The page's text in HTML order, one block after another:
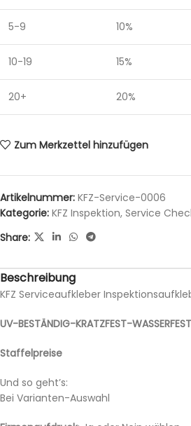
5-9 10%
10-19 15%
20+ 20%
Zum Merkzettel hinzufügen
Artikelnummer: KFZ-Service-0006
Kategorie: KFZ Inspektion, Service
Share:
Beschreibung
KFZ Serviceaufkleber
UV-BESTÄNDIG-KRATZFEST-WASSERFEST
Staffelpreise
Und so geht’s:
Bei Varianten-Auswahl